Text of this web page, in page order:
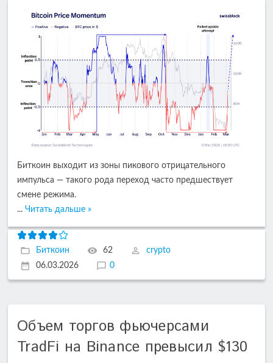
Биткоин выходит из зоны пикового отрицательного
импульса — такого рода переход часто предшествует
смене режима.
... Читать дальше »
Биткоин 62
crypto
06.03.2026
0
Объем торгов фьючерсами
TradFi на Binance превысил $130